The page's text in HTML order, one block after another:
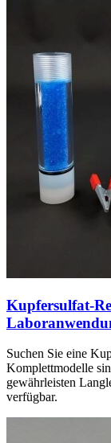
Kupfersulfat-
Suchen Sie eine
Komplettmodelle
gewährleisten
verfügbar.